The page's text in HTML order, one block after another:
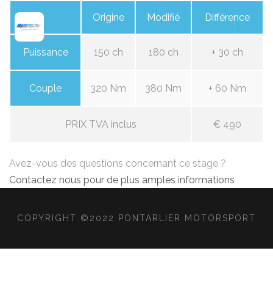
Origine Modifié Différence
Puissance 150 ch 180 ch + 30 ch
Couple 320 Nm 380 Nm + 60 Nm
PRIX TVA inclus € 490
Avez-vous des questions concernant ce stage ?
Contactez nous pour de plus amples informations
COPYRIGHT ©2022 PONTARLIER MOTORSPORT